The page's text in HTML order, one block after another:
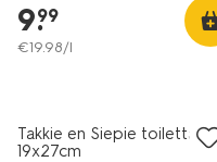
9.
99
€19.98/l
Takkie en Siepie toilettas
19x27cm